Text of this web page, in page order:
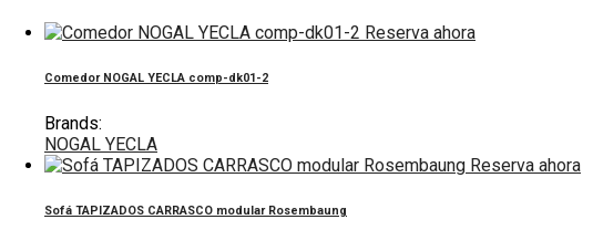
Reserva ahora
Comedor NOGAL YECLA comp-dk01-2
Brands:
NOGAL YECLA
Reserva ahora
Sofá TAPIZADOS CARRASCO modular Rosembaung